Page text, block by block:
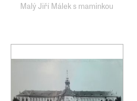
Malý Jiří Málek s maminkou